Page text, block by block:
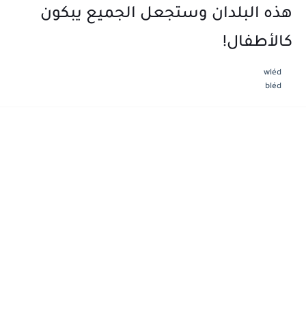
هذه البلدان وستجعل الجميع يبكون
كالأطفال!
wléd
bléd